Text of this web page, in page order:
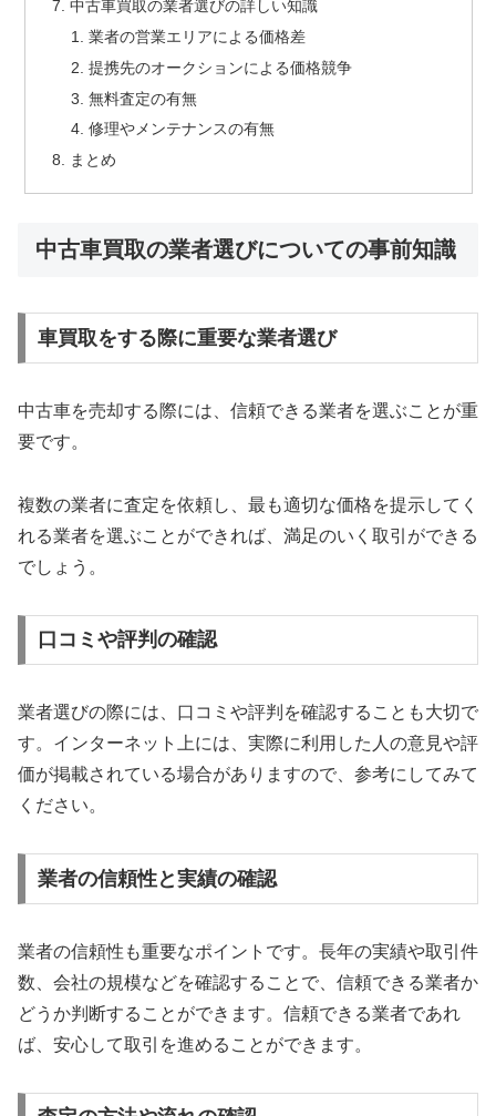
中古車買取の業者選びの詳しい知識
業者の営業エリアによる価格差
提携先のオークションによる価格競争
無料査定の有無
修理やメンテナンスの有無
まとめ
中古車買取の業者選びについての事前知識
車買取をする際に重要な業者選び
中古車を売却する際には、信頼できる業者を選ぶことが重
要です。
複数の業者に査定を依頼し、最も適切な価格を提示してく
れる業者を選ぶことができれば、満足のいく取引ができる
でしょう。
口コミや評判の確認
業者選びの際には、口コミや評判を確認することも大切で
す。インターネット上には、実際に利用した人の意見や評
価が掲載されている場合がありますので、参考にしてみて
ください。
業者の信頼性と実績の確認
業者の信頼性も重要なポイントです。長年の実績や取引件
数、会社の規模などを確認することで、信頼できる業者か
どうか判断することができます。信頼できる業者であれ
ば、安心して取引を進めることができます。